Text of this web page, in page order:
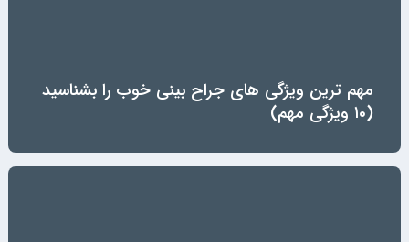
مهم ترین ویژگی های جراح بینی خوب را بشناسید
(۱۰ ویژگی مهم)